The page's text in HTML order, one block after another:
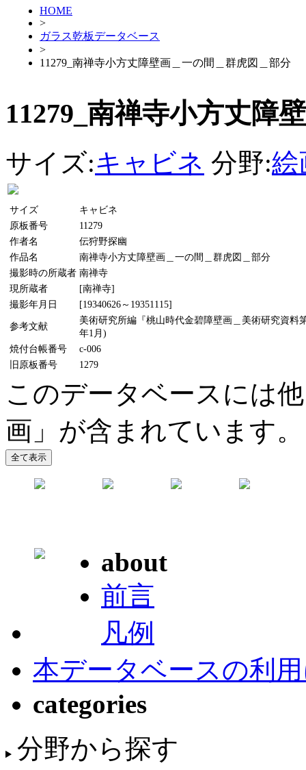
HOME
>
ガラス乾板データベース
>
11279_南禅寺小方丈障壁画＿一の間＿群虎図＿部分
11279_南禅寺小方丈障
サイズ:キャビネ 分野:絵
サイズ
キャビネ
原板番号
11279
作者名
伝狩野探幽
作品名
南禅寺小方丈障壁画＿一の間＿群虎図＿部分
撮影時の所蔵者 南禅寺
現所蔵者
[南禅寺]
撮影年月日
[19340626～19351115]
参考文献
美術研究所編『桃山時代金碧障壁画＿美術研究資料
年1月)
焼付台帳番号
c-006
旧原板番号
1279
このデータベースには
画」が含まれています。
about
前言
凡例
本データベースの利
categories
分野から探す